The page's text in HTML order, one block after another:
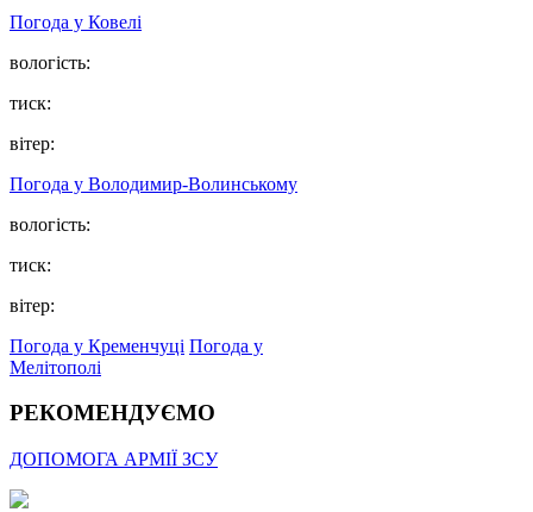
Погода у Ковелі
вологість:
тиск:
вітер:
Погода у Володимир-Волинському
вологість:
тиск:
вітер:
Погода у Кременчуці Погода у
Мелітополі
РЕКОМЕНДУЄМО
ДОПОМОГА АРМІЇ ЗСУ